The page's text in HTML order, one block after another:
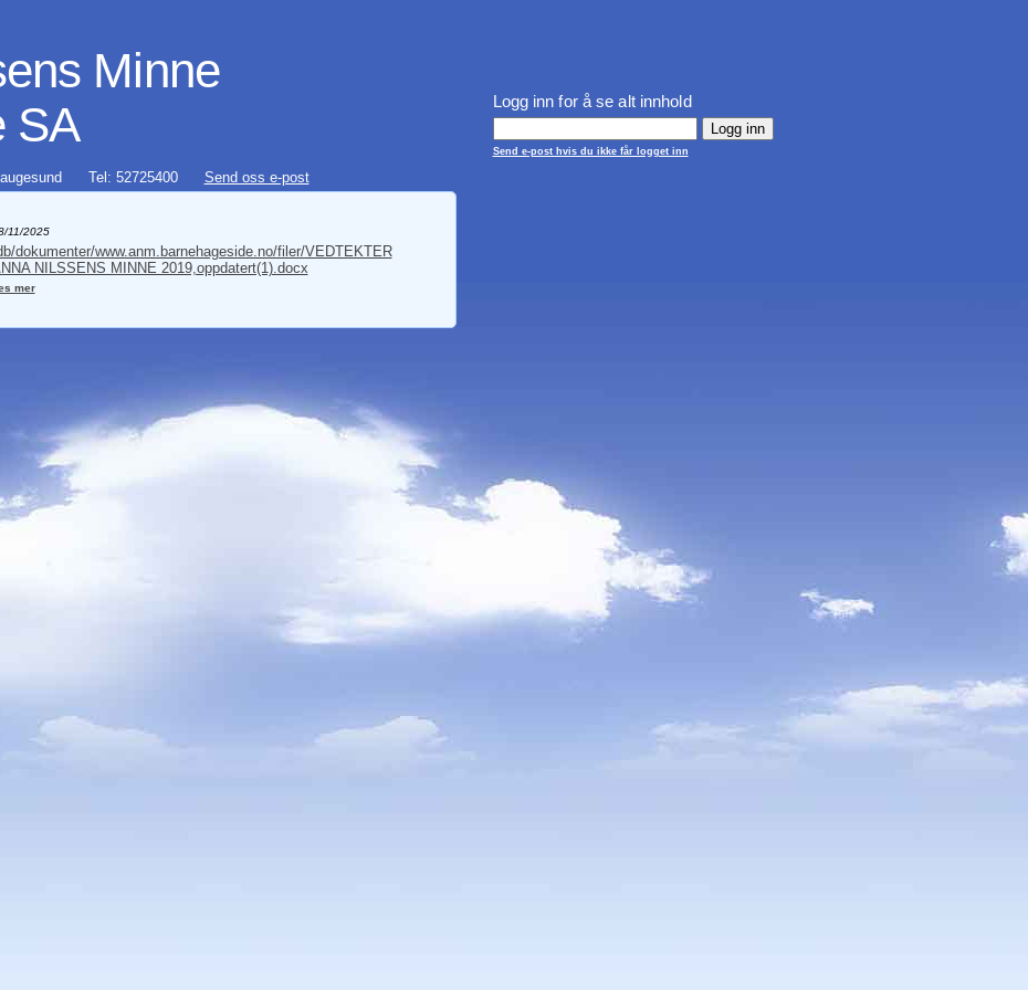
Minne
SA
Tel: 52725400 Send oss e-post
Logg inn for å se alt innhold
Send e-post hvis du ikke får logget inn
11/2025
dokumenter/www.anm.barnehageside.no/filer/VEDTEKTER
NILSSENS MINNE 2019,oppdatert(1).docx
mer